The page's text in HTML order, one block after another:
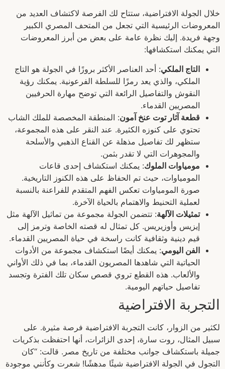
خلال الجولة الافتراضية، ستتاح لك الفرصة لاكتشاف العديد من
المعروضات الرئيسية التي تجعل من المتحف المصري الكبير
وجهة فريدة. إليك نظرة عامة على بعض من أبرز المعروضات
التي يمكنك استكشافها:
التاج الملكي: أحد العناصر الأكثر بروزًا في الجولة هو التاج
الملكي، والذي يعد رمزًا للسلطة الفرعونية. يمكنك رؤية
النقوش والتفاصيل الرائعة التي توضح مهارة الحرفيين
المصريين القدماء.
قطعة آثار توت عنخ آمون: المنطقة المخصصة للملك الشاب
تحتوي على كنوزه الكثيرة. عند النقر على هذه المجموعة،
ستظهر لك تفاصيل مذهلة عن القناع الذهبي والأسلحة
والمجوهرات التي لا تقدر بثمن.
مومياوات الملوك: يمكنك استكشاف إحدى قاعات
المومياوات، حيث تم الحفاظ على هذه الكنوز التاريخية.
صورة المومياوات تعكس الفهم المتقدم للفراعنة بالنسبة
لعملية التحنيط والاهتمام بالحياة الآخرة.
تمثيلات الآلهة: تتضمن الجولة مجموعة من تماثيل الآلهة مثل
إيزيس وأوزيريس. كل تمثال له قصته الخاصة وترمز إلى
قيم دينية وثقافية كانت راسخة في حياة المصريين القدماء.
الفن اليومي: يمكنك أيضًا استكشاف مجموعة من الأدوات
الحياتية التي شاهدها المصريون القدماء، بما في ذلك الأواني
والألعاب. هذه القطع تروي قصص سكان تلك الفترة وتجسد
تفاصيل حياتهم اليومية.
التجربة الافتراضية
لكثير من الزوار، كانت التجربة الافتراضية فرصة مثيرة. على
سبيل المثال، روت سارة، إحدى الزائرات، أنها احتفظت بذكريات
جميلة باستكشاف جوانب مختلفة من تاريخ مصر. قالت: “كان
التجول في الجولة الافتراضية شيئًا مدهشًا! شعرت وكأنني موجودة